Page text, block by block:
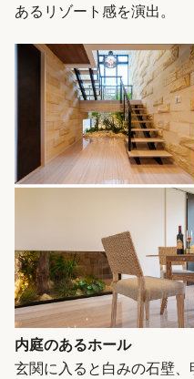
あるリゾート感を演出。
内庭のあるホール
玄関に入ると白みの石壁